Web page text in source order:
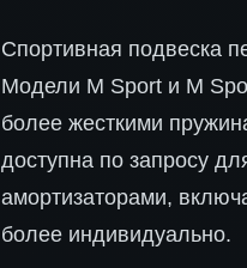
Спортивная подвеска
Модели M Sport и M
более жесткими
доступна по запросу
амортизаторами,
более индивидуально.